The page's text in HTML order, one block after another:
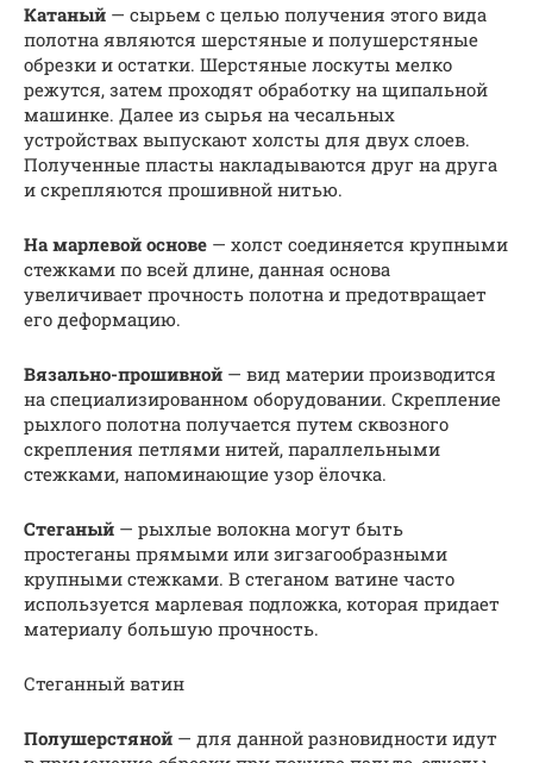
Катаный — сырьем с целью получения этого вида
полотна являются шерстяные и полушерстяные
обрезки и остатки. Шерстяные лоскуты мелко
режутся, затем проходят обработку на щипальной
машинке. Далее из сырья на чесальных
устройствах выпускают холсты для двух слоев.
Полученные пласты накладываются друг на друга
и скрепляются прошивной нитью.
На марлевой основе — холст соединяется крупными
стежками по всей длине, данная основа
увеличивает прочность полотна и предотвращает
его деформацию.
Вязально-прошивной — вид материи производится
на специализированном оборудовании. Скрепление
рыхлого полотна получается путем сквозного
скрепления петлями нитей, параллельными
стежками, напоминающие узор ёлочка.
Стеганый — рыхлые волокна могут быть
простеганы прямыми или зигзагообразными
крупными стежками. В стеганом ватине часто
используется марлевая подложка, которая придает
материалу большую прочность.
Стеганный ватин
Полушерстяной — для данной разновидности идут